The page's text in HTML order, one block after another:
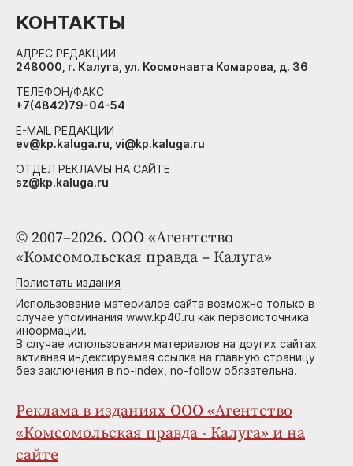
© 2007–2026. ООО «Агентство
«Комсомольская правда – Калуга»
Полистать издания
Использование материалов сайта возможно только в
случае упоминания www.kp40.ru как первоисточника
информации.
В случае использования материалов на других сайтах
активная индексируемая ссылка на главную страницу
без заключения в no-index, no-follow обязательна.
Реклама в изданиях ООО «Агентство
«Комсомольская правда - Калуга» и на
сайте
КОНТАКТЫ
АДРЕС РЕДАКЦИИ
248000, г. Калуга, ул. Космонавта Комарова, д. 36
ТЕЛЕФОН/ФАКС
+7(4842)79-04-54
E-MAIL РЕДАКЦИИ
ev@kp.kaluga.ru, vi@kp.kaluga.ru
ОТДЕЛ РЕКЛАМЫ НА САЙТЕ
sz@kp.kaluga.ru